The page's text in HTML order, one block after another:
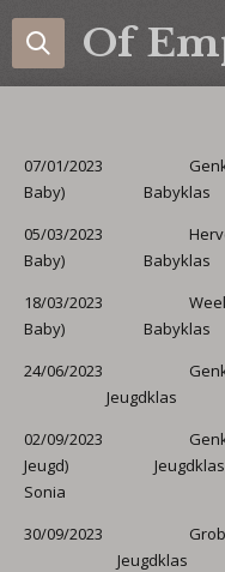
Ga
direct
07/01/2023
Baby)
05/03/2023
Baby)
18/03/2023
Baby)
24/06/2023
Jeugdklas
02/09/2023
Jeugd)
Sonia
30/09/2023
Jeugdklas